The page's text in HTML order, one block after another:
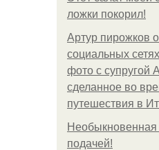
ложки покорил!
Артур пирожков
социальных
фото с супругой
сделанное во
путешествия в
подачей!